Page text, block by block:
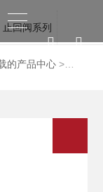
止回阀系列
阀系列
的产品中心 >